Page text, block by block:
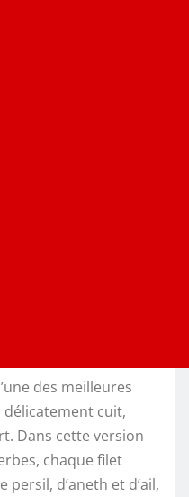
des meilleures
délicatement cuit,
Dans cette version
chaque filet
persil, d’aneth et d’ail,